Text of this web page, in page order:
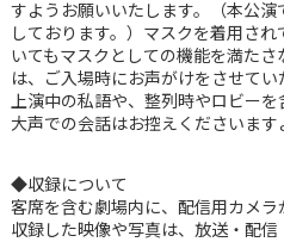
すようお願いいたします。（本公
しております。）マスクを着用さ
いてもマスクとしての機能を満た
は、ご入場時にお声がけをさせてい
上演中の私語や、整列時やロビー
大声での会話はお控えくださいます
◆収録について
客席を含む劇場内に、配信用カメラ
収録した映像や写真は、放送・配